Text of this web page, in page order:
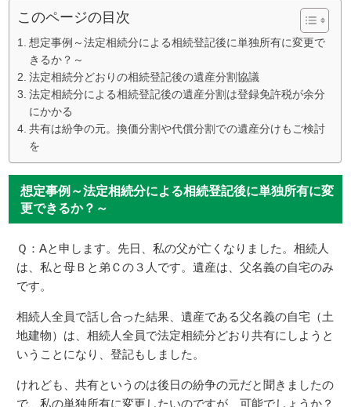
このページの目次
想定事例～法定相続分による相続登記後に単独所有に変更で
きるか？～
法定相続分どおりの相続登記後の遺産分割協議
法定相続分による相続登記後の遺産分割は登録免許税が余分
にかかる
共有は紛争の元。換価分割や代償分割での遺産分けもご検討
を
想定事例～法定相続分による相続登記後に単独所有に変
更できるか？～
Ｑ：Aと申します。先日、私の父が亡くなりました。相続人
は、私と母Ｂと弟Ｃの３人です。遺産は、父名義の自宅のみ
です。
相続人全員で話し合った結果、遺産である父名義の自宅（土
地建物）は、相続人全員で法定相続分どおり共有にしようと
いうことになり、登記もしました。
けれども、共有というのは後日の紛争の元だと聞きましたの
で、私の単独所有に変更したいのですが、可能でしょうか？